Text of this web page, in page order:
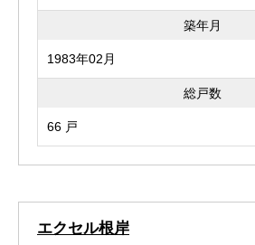
築年月
1983年02月
総戸数
66 戸
エクセル根岸